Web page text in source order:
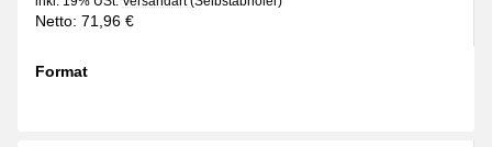
Netto: 71,96 €
Format